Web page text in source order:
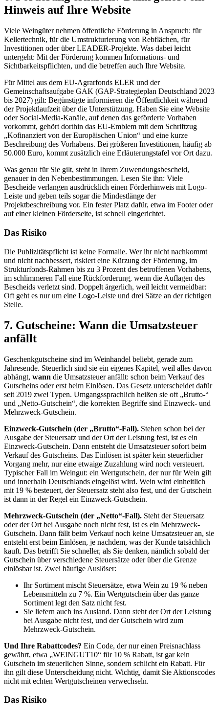
Hinweis auf Ihre Website
Viele Weingüter nehmen öffentliche Förderung in Anspruch: für
Kellertechnik, für die Umstrukturierung von Rebflächen, für
Investitionen oder über LEADER-Projekte. Was dabei leicht
untergeht: Mit der Förderung kommen Informations- und
Sichtbarkeitspflichten, und die betreffen auch Ihre Website.
Für Mittel aus dem EU-Agrarfonds ELER und der
Gemeinschaftsaufgabe GAK (GAP-Strategieplan Deutschland 2023
bis 2027) gilt: Begünstigte informieren die Öffentlichkeit während
der Projektlaufzeit über die Unterstützung. Haben Sie eine Website
oder Social-Media-Kanäle, auf denen das geförderte Vorhaben
vorkommt, gehört dorthin das EU-Emblem mit dem Schriftzug
„Kofinanziert von der Europäischen Union“ und eine kurze
Beschreibung des Vorhabens. Bei größeren Investitionen, häufig ab
50.000 Euro, kommt zusätzlich eine Erläuterungstafel vor Ort dazu.
Was genau für Sie gilt, steht in Ihrem Zuwendungsbescheid,
genauer in den Nebenbestimmungen. Lesen Sie ihn: Viele
Bescheide verlangen ausdrücklich einen Förderhinweis mit Logo-
Leiste und geben teils sogar die Mindestlänge der
Projektbeschreibung vor. Ein fester Platz dafür, etwa im Footer oder
auf einer kleinen Förderseite, ist schnell eingerichtet.
Das Risiko
Die Publizitätspflicht ist keine Formalie. Wer ihr nicht nachkommt
und nicht nachbessert, riskiert eine Kürzung der Förderung, im
Strukturfonds-Rahmen bis zu 3 Prozent des betroffenen Vorhabens,
im schlimmeren Fall eine Rückforderung, wenn die Auflagen des
Bescheids verletzt sind. Doppelt ärgerlich, weil leicht vermeidbar:
Oft geht es nur um eine Logo-Leiste und drei Sätze an der richtigen
Stelle.
7. Gutscheine: Wann die Umsatzsteuer
anfällt
Geschenkgutscheine sind im Weinhandel beliebt, gerade zum
Jahresende. Steuerlich sind sie ein eigenes Kapitel, weil alles davon
abhängt, wann die Umsatzsteuer anfällt: schon beim Verkauf des
Gutscheins oder erst beim Einlösen. Das Gesetz unterscheidet dafür
seit 2019 zwei Typen. Umgangssprachlich heißen sie oft „Brutto-“
und „Netto-Gutschein“, die korrekten Begriffe sind Einzweck- und
Mehrzweck-Gutschein.
Einzweck-Gutschein (der „Brutto“-Fall). Stehen schon bei der
Ausgabe der Steuersatz und der Ort der Leistung fest, ist es ein
Einzweck-Gutschein. Dann entsteht die Umsatzsteuer sofort beim
Verkauf des Gutscheins. Das Einlösen ist später kein steuerlicher
Vorgang mehr, nur eine etwaige Zuzahlung wird noch versteuert.
Typischer Fall im Weingut: ein Wertgutschein, der nur für Wein gilt
und innerhalb Deutschlands eingelöst wird. Wein wird einheitlich
mit 19 % besteuert, der Steuersatz steht also fest, und der Gutschein
ist dann in der Regel ein Einzweck-Gutschein.
Mehrzweck-Gutschein (der „Netto“-Fall). Steht der Steuersatz
oder der Ort bei Ausgabe noch nicht fest, ist es ein Mehrzweck-
Gutschein. Dann fällt beim Verkauf noch keine Umsatzsteuer an, sie
entsteht erst beim Einlösen, je nachdem, was der Kunde tatsächlich
kauft. Das betrifft Sie schneller, als Sie denken, nämlich sobald der
Gutschein über verschiedene Steuersätze oder über die Grenze
einlösbar ist. Zwei häufige Auslöser:
Ihr Sortiment mischt Steuersätze, etwa Wein zu 19 % neben
Lebensmitteln zu 7 %. Ein Wertgutschein über das ganze
Sortiment legt den Satz nicht fest.
Sie liefern auch ins Ausland. Dann steht der Ort der Leistung
bei Ausgabe nicht fest, und der Gutschein wird zum
Mehrzweck-Gutschein.
Und Ihre Rabattcodes? Ein Code, der nur einen Preisnachlass
gewährt, etwa „WEINGUT10“ für 10 % Rabatt, ist gar kein
Gutschein im steuerlichen Sinne, sondern schlicht ein Rabatt. Für
ihn gilt diese Unterscheidung nicht. Wichtig, damit Sie Aktionscodes
nicht mit echten Wertgutscheinen verwechseln.
Das Risiko